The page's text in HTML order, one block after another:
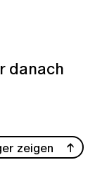
danach
zeigen